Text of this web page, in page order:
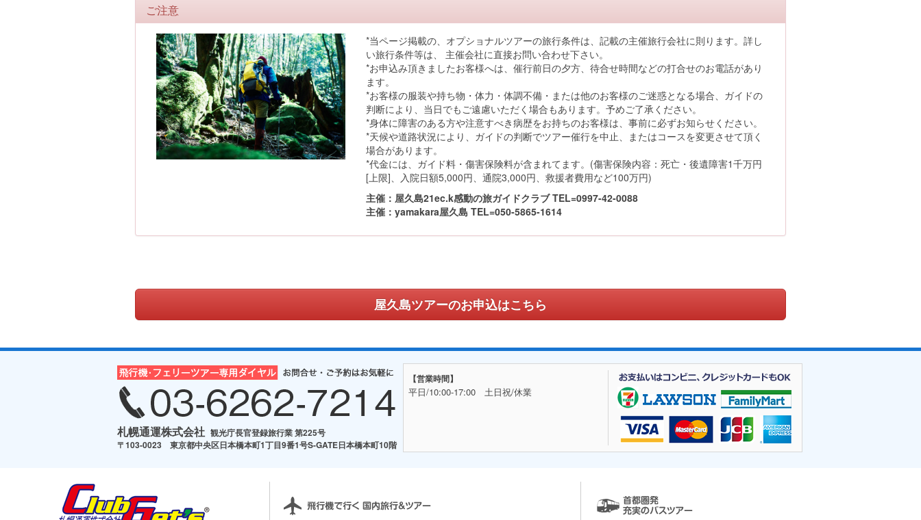
ご注意
*当ページ掲載の、オプショナルツアーの旅行条件は、記載の主催旅行会社に則ります。詳し
い旅行条件等は、 主催会社に直接お問い合わせ下さい。
*お申込み頂きましたお客様へは、催行前日の夕方、待合せ時間などの打合せのお電話があり
ます。
*お客様の服装や持ち物・体力・体調不備・または他のお客様のご迷惑となる場合、ガイドの
判断により、当日でもご遠慮いただく場合もあります。予めご了承ください。
*身体に障害のある方や注意すべき病歴をお持ちのお客様は、事前に必ずお知らせください。
*天候や道路状況により、ガイドの判断でツアー催行を中止、またはコースを変更させて頂く
場合があります。
*代金には、ガイド料・傷害保険料が含まれてます。(傷害保険内容：死亡・後遺障害1千万円
[上限]、入院日額5,000円、通院3,000円、救援者費用など100万円)
主催：屋久島21ec.k感動の旅ガイドクラブ TEL=0997-42-0088
主催：yamakara屋久島 TEL=050-5865-1614
屋久島ツアーのお申込はこちら
札幌通運株式会社 観光庁長官登録旅行業 第225号
〒103-0023 東京都中央区日本橋本町1丁目9番1号S-GATE日本橋本町10階
【営業時間】
平日/10:00-17:00 土日祝/休業